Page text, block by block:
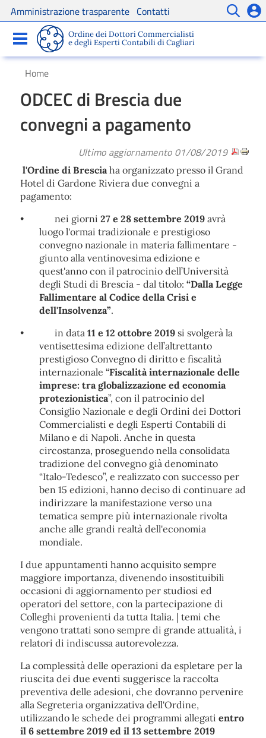
Amministrazione trasparente Contatti
Ordine dei Dottori Commercialisti
e degli Esperti Contabili di Cagliari
Servizi
Comunicazioni
Home
ODCEC di Brescia due
convegni a pagamento
Ultimo aggiornamento 01/08/2019
l'Ordine di Bresciaha organizzato presso il Grand
Hotel di Gardone Riviera due convegni a
pagamento:
•
nei giorni 27 e 28 settembre 2019 avrà
luogo l'ormai tradizionale e prestigioso
convegno nazionale in materia fallimentare -
giunto alla ventinovesima edizione e
quest'anno con il patrocinio dell’Università
degli Studi di Brescia - dal titolo: “Dalla Legge
Fallimentare al Codice della Crisi e
dell'Insolvenza”.
•
in data 11 e 12 ottobre 2019 si svolgerà la
ventisettesima edizione dell’altrettanto
prestigioso Convegno di diritto e fiscalità
internazionale “Fiscalità internazionale delle
imprese: tra globalizzazione ed economia
protezionistica”, con il patrocinio del
Consiglio Nazionale e degli Ordini dei Dottori
Commercialisti e degli Esperti Contabili di
Milano e di Napoli. Anche in questa
circostanza, proseguendo nella consolidata
tradizione del convegno già denominato
“Italo-Tedesco”, e realizzato con successo per
ben 15 edizioni, hanno deciso di continuare ad
indirizzare la manifestazione verso una
tematica sempre più internazionale rivolta
anche alle grandi realtà dell'economia
mondiale.
I due appuntamenti hanno acquisito sempre
maggiore importanza, divenendo insostituibili
occasioni di aggiornamento per studiosi ed
operatori del settore, con la partecipazione di
Colleghi provenienti da tutta Italia. | temi che
vengono trattati sono sempre di grande attualità, i
relatori di indiscussa autorevolezza.
La complessità delle operazioni da espletare per la
riuscita dei due eventi suggerisce la raccolta
preventiva delle adesioni, che dovranno pervenire
alla Segreteria organizzativa dell'Ordine,
utilizzando le schede dei programmi allegati entro
il 6 settembre 2019 ed il 13 settembre 2019